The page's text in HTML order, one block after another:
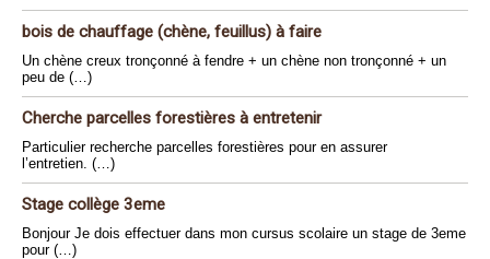
bois de chauffage (chène, feuillus) à faire
Un chène creux tronçonné à fendre + un chène non tronçonné + un
peu de (…)
Cherche parcelles forestières à entretenir
Particulier recherche parcelles forestières pour en assurer
l’entretien. (…)
Stage collège 3eme
Bonjour Je dois effectuer dans mon cursus scolaire un stage de 3eme
pour (…)